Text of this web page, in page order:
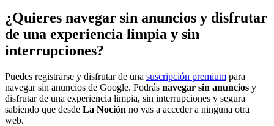
¿Quieres navegar sin anuncios y disfrutar
de una experiencia limpia y sin
interrupciones?
Puedes registrarse y disfrutar de una suscripción premium para
navegar sin anuncios de Google. Podrás navegar sin anuncios y
disfrutar de una experiencia limpia, sin interrupciones y segura
sabiendo que desde La Noción no vas a acceder a ninguna otra
web.